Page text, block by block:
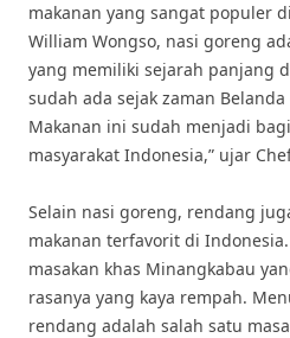
makanan yang sangat populer
William Wongso, nasi goreng
yang memiliki sejarah panjang
sudah ada sejak zaman
Makanan ini sudah menjadi
masyarakat Indonesia,” ujar
Selain nasi goreng, rendang
makanan terfavorit di
masakan khas Minangkabau
rasanya yang kaya rempah.
rendang adalah salah satu